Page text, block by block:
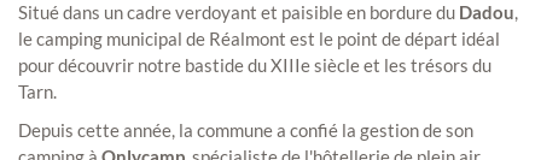
Situé dans un cadre verdoyant et paisible en bordure du Dadou,
le camping municipal de Réalmont est le point de départ idéal
pour découvrir notre bastide du XIIIe siècle et les trésors du
Tarn.
Depuis cette année, la commune a confié la gestion de son